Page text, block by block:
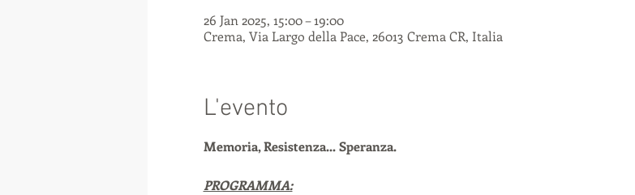
26 Jan 2025, 15:00 – 19:00
Crema, Via Largo della Pace, 26013 Crema CR, Italia
L'evento
Memoria, Resistenza... Speranza.
PROGRAMMA: